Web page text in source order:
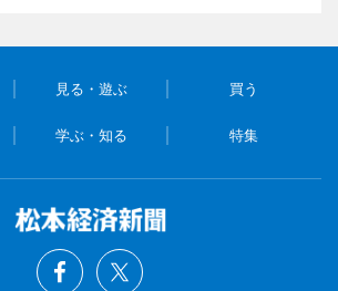
見る・遊ぶ 買う
学ぶ・知る 特集